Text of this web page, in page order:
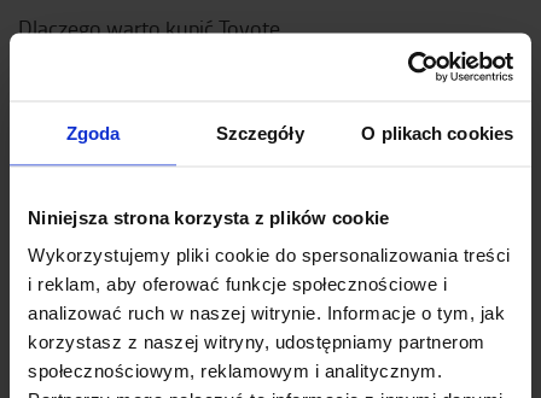
Zgoda Szczegóły O plikach cookies
Niniejsza strona korzysta z plików cookie
Wykorzystujemy pliki cookie do spersonalizowania treści
i reklam, aby oferować funkcje społecznościowe i
analizować ruch w naszej witrynie. Informacje o tym, jak
korzystasz z naszej witryny, udostępniamy partnerom
społecznościowym, reklamowym i analitycznym.
Dlaczego warto kupić Toyotę
Logistic Solution Center
Dołącz do zespołu
Toyota Production Systems (TPS)
Zrównoważony rozwój
Kodeks postępowania